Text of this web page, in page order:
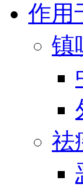
作用
镇
祛